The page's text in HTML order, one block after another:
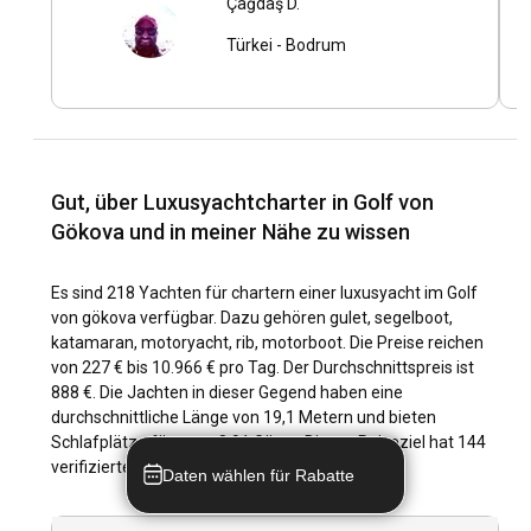
Was sind die Top-Attraktionen und Outdoor-
Angebot an Outdoor-Aktivitäten ist umfangreich.
Feinschmecker werden das reiche kulinarische Erbe
Was sind die besten Yachthäfen und Ankerplätze
im Golf von Gökova?
Die entlang des Golfs von Gökova verstreuten Jachthäfen
bieten sichere Ankerplätze und hervorragende
Einrichtungen. Zu den beliebten Optionen gehören die
Bodrum Marina, der English Harbour und die D-Marin
misafirperverliği ve her konuda yardımcı olan
yaklaşımıyla bu deneyimi çok daha özel hale getirdi.
Kaptan Çağdaş Bey'i gönül rahatlığıyla tavsiye ederiz.
Çağdaş D.
Türkei - Bodrum
Gut, über Luxusyachtcharter in Golf von
Gökova und in meiner Nähe zu wissen
Es sind 218 Yachten für chartern einer luxusyacht im Golf
von gökova verfügbar. Dazu gehören gulet, segelboot,
katamaran, motoryacht, rib, motorboot. Die Preise reichen
von 227 € bis 10.966 € pro Tag. Der Durchschnittspreis ist
888 €. Die Jachten in dieser Gegend haben eine
durchschnittliche Länge von 19,1 Metern und bieten
Schlafplätze für etwa 8,91 Gäste. Dieses Reiseziel hat 144
verifizierte Bewertungen.Daten wählen für Rabatte